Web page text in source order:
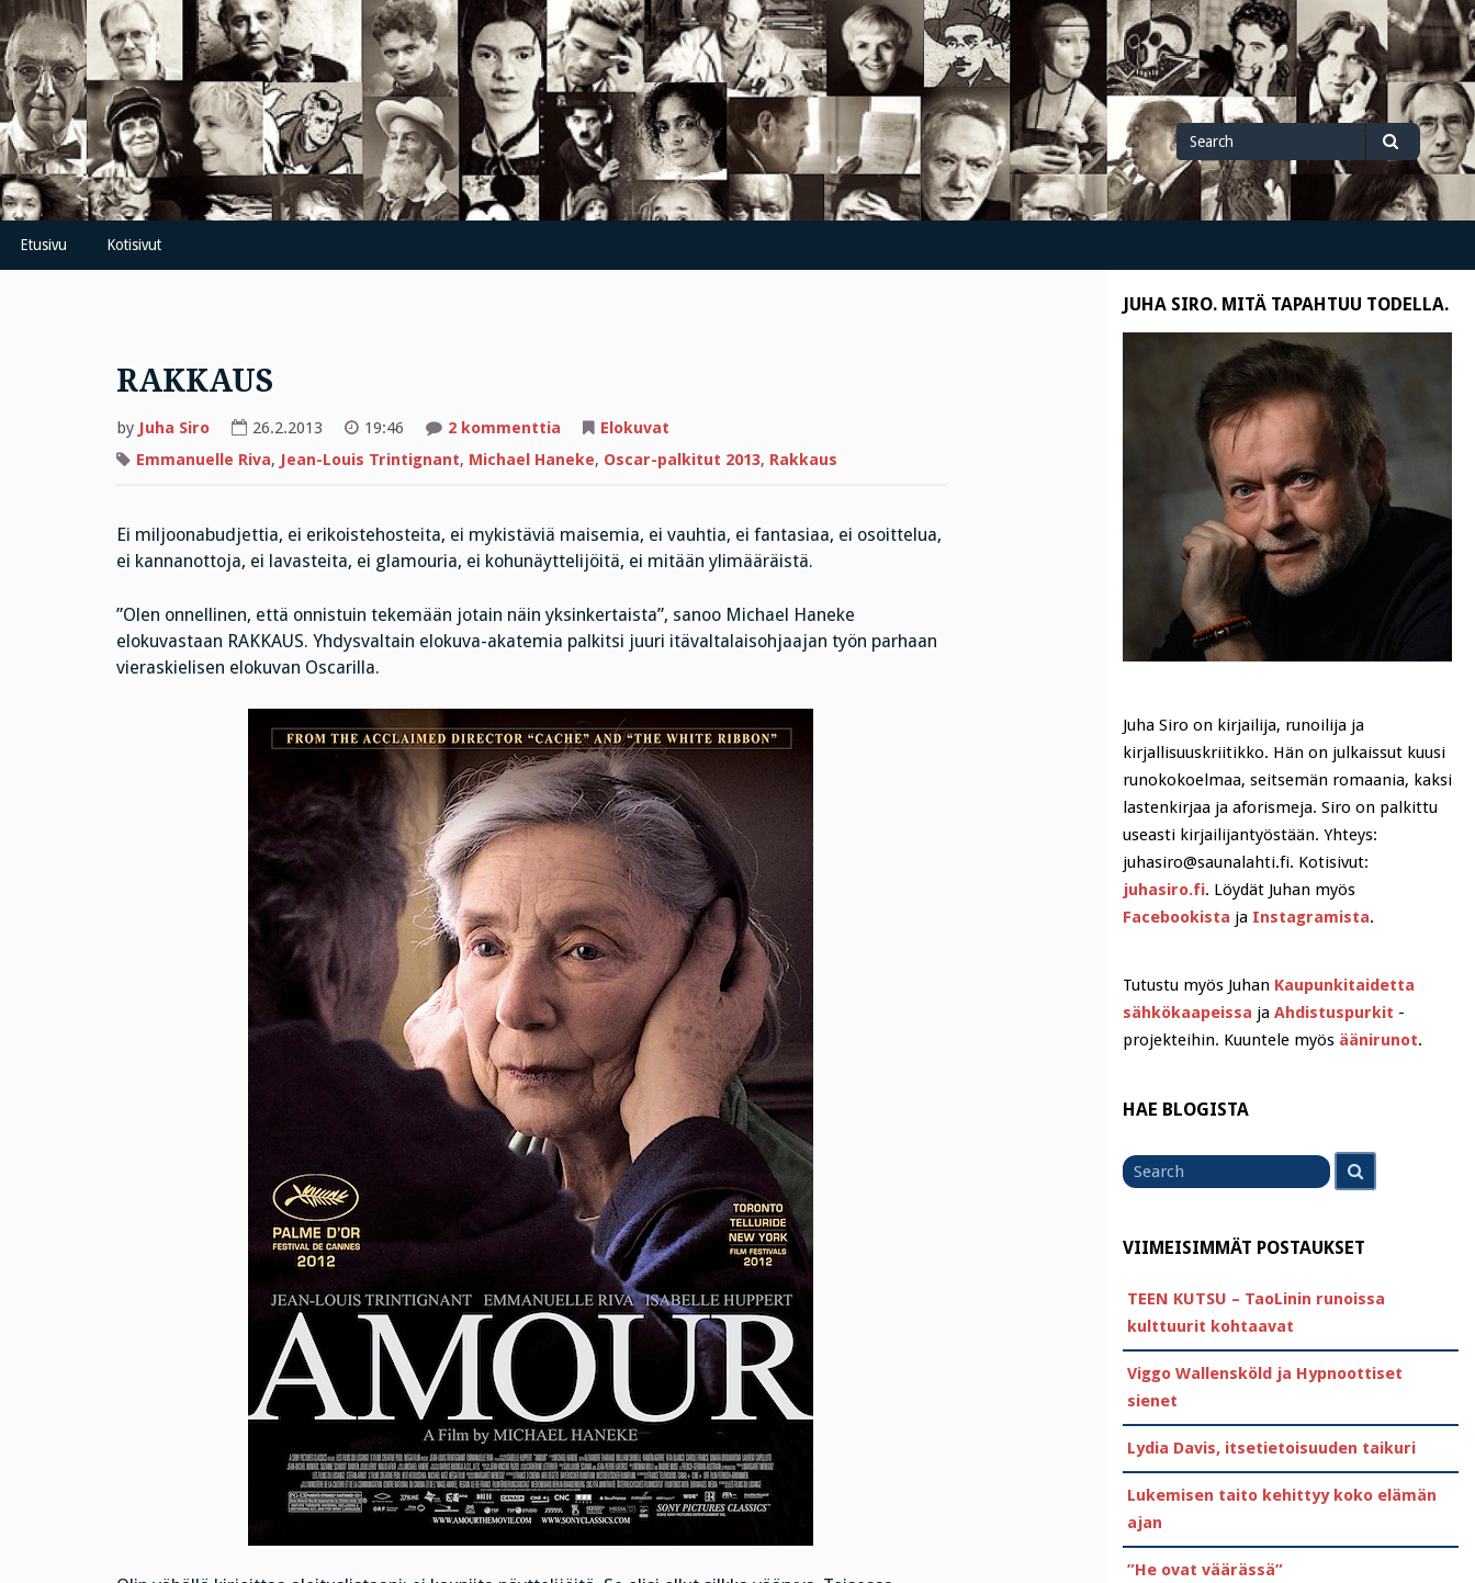
Skip
to
content
Search
for
Search
Etusivu Kotisivut
RAKKAUS
by Juha Siro 26.2.2013 19:46 2 kommenttiaartikkeliin
Elokuvat
Emmanuelle Riva, Jean-Louis Trintignant, Michael Haneke, Oscar-palkitut 2013, Rakkaus
Ei miljoonabudjettia, ei erikoistehosteita, ei mykistäviä maisemia, ei vauhtia, ei fantasiaa, ei osoittelua,
ei kannanottoja, ei lavasteita, ei glamouria, ei kohunäyttelijöitä, ei mitään ylimääräistä.
”Olen onnellinen, että onnistuin tekemään jotain näin yksinkertaista”, sanoo Michael Haneke
elokuvastaan RAKKAUS. Yhdysvaltain elokuva-akatemia palkitsi juuri itävaltalaisohjaajan työn parhaan
vieraskielisen elokuvan Oscarilla.
JUHA SIRO. MITÄ TAPAHTUU TODELLA.
Juha Siro on kirjailija, runoilija ja
kirjallisuuskriitikko. Hän on julkaissut kuusi
runokokoelmaa, seitsemän romaania, kaksi
lastenkirjaa ja aforismeja. Siro on palkittu
useasti kirjailijantyöstään. Yhteys:
juhasiro@saunalahti.fi. Kotisivut:
juhasiro.fi. Löydät Juhan myös
Facebookista ja Instagramista.
Tutustu myös Juhan Kaupunkitaidetta
sähkökaapeissa ja Ahdistuspurkit -
projekteihin. Kuuntele myös äänirunot.
HAE BLOGISTA
for
VIIMEISIMMÄT POSTAUKSET
TEEN KUTSU – TaoLinin runoissa
kulttuurit kohtaavat
Viggo Wallensköld ja Hypnoottiset
sienet
Lydia Davis, itsetietoisuuden taikuri
Lukemisen taito kehittyy koko elämän
ajan
”He ovat väärässä”